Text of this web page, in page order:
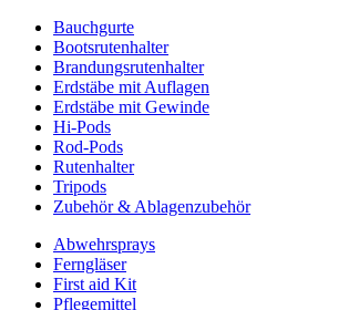
Bauchgurte
Bootsrutenhalter
Brandungsrutenhalter
Erdstäbe mit Auflagen
Erdstäbe mit Gewinde
Hi-Pods
Rod-Pods
Rutenhalter
Tripods
Zubehör & Ablagenzubehör
Abwehrsprays
Ferngläser
First aid Kit
Pflegemittel